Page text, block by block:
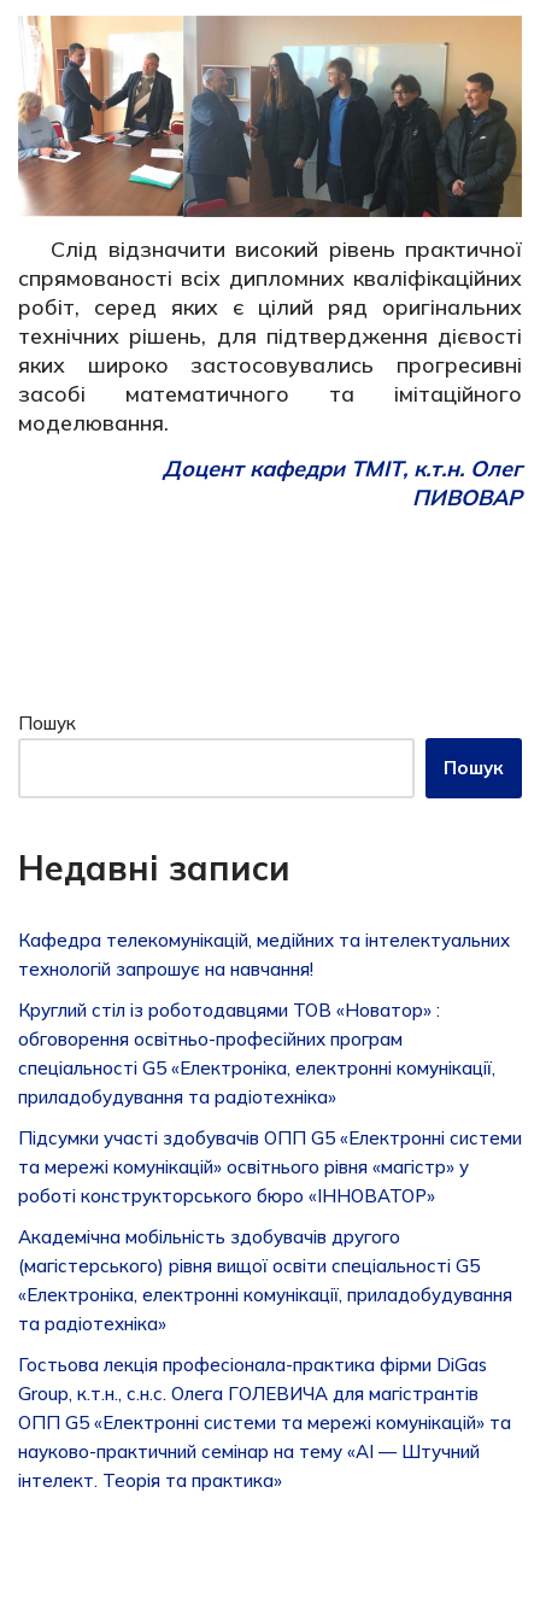
Слід відзначити високий рівень практичної
спрямованості всіх дипломних кваліфікаційних
робіт, серед яких є цілий ряд оригінальних
технічних рішень, для підтвердження дієвості
яких широко застосовувались прогресивні
засобі математичного та імітаційного
моделювання.
Доцент кафедри ТМІТ, к.т.н. Олег
ПИВОВАР
Пошук
Пошук
Недавні записи
Кафедра телекомунікацій, медійних та інтелектуальних
технологій запрошує на навчання!
Круглий стіл із роботодавцями ТОВ «Новатор» :
обговорення освітньо-професійних програм
спеціальності G5 «Електроніка, електронні комунікації,
приладобудування та радіотехніка»
Підсумки участі здобувачів ОПП G5 «Електронні системи
та мережі комунікацій» освітнього рівня «магістр» у
роботі конструкторського бюро «ІННОВАТОР»
Академічна мобільність здобувачів другого
(магістерського) рівня вищої освіти спеціальності G5
«Електроніка, електронні комунікації, приладобудування
та радіотехніка»
Гостьова лекція професіонала-практика фірми DiGas
Group, к.т.н., с.н.с. Олега ГОЛЕВИЧА для магістрантів
ОПП G5 «Електронні системи та мережі комунікацій» та
науково-практичний семінар на тему «AI — Штучний
інтелект. Теорія та практика»